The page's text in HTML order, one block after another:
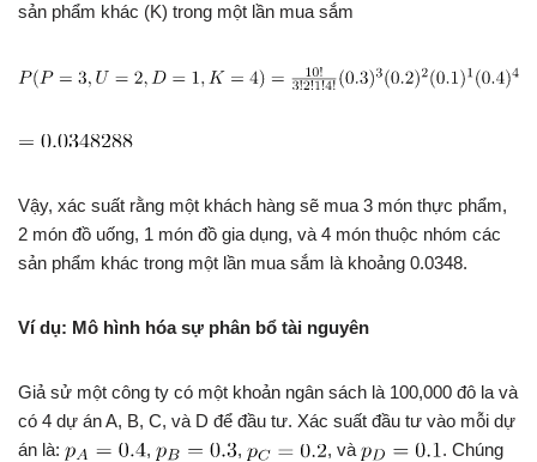
sản phẩm khác (K) trong một lần mua sắm
Vậy, xác suất rằng một khách hàng sẽ mua 3 món thực phẩm,
2 món đồ uống, 1 món đồ gia dụng, và 4 món thuộc nhóm các
sản phẩm khác trong một lần mua sắm là khoảng 0.0348.
Ví dụ: Mô hình hóa sự phân bổ tài nguyên
Giả sử một công ty có một khoản ngân sách là 100,000 đô la và
có 4 dự án A, B, C, và D để đầu tư. Xác suất đầu tư vào mỗi dự
án là:
, , , và
. Chúng